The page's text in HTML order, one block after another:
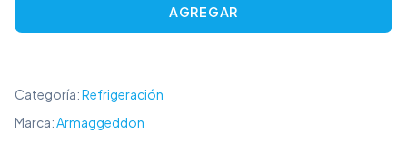
White
Cooler
AGREGAR
Categoría:Refrigeración
Marca:Armaggeddon